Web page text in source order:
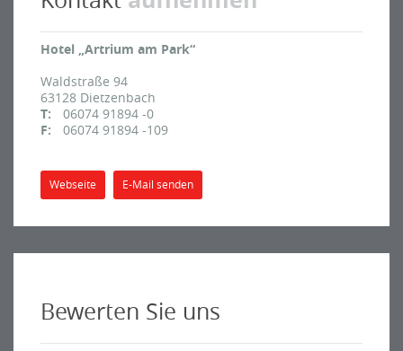
Hotel „Artrium am Park“
Waldstraße 94
63128 Dietzenbach
T:
06074 91894 -0
F:
06074 91894 -109
Webseite E-Mail senden
Bewerten Sie uns